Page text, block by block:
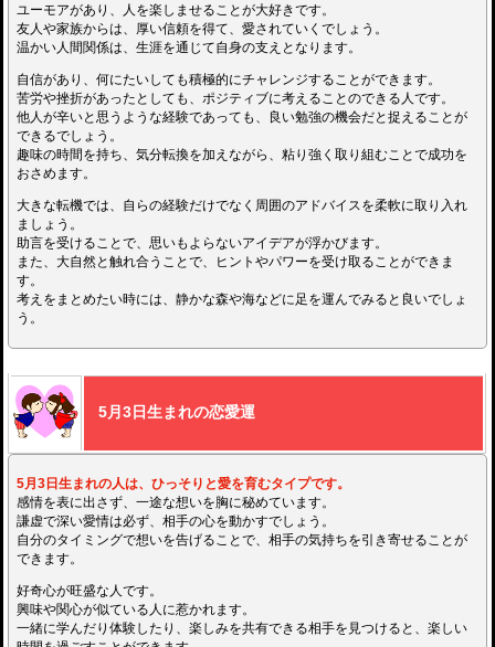
ユーモアがあり、人を楽しませることが大好きです。
友人や家族からは、厚い信頼を得て、愛されていくでしょう。
温かい人間関係は、生涯を通じて自身の支えとなります。
自信があり、何にたいしても積極的にチャレンジすることができます。
苦労や挫折があったとしても、ポジティブに考えることのできる人です。
他人が辛いと思うような経験であっても、良い勉強の機会だと捉えることが
できるでしょう。
趣味の時間を持ち、気分転換を加えながら、粘り強く取り組むことで成功を
おさめます。
大きな転機では、自らの経験だけでなく周囲のアドバイスを柔軟に取り入れ
ましょう。
助言を受けることで、思いもよらないアイデアが浮かびます。
また、大自然と触れ合うことで、ヒントやパワーを受け取ることができま
す。
考えをまとめたい時には、静かな森や海などに足を運んでみると良いでしょ
う。
5月3日生まれの恋愛運
5月3日生まれの人は、ひっそりと愛を育むタイプです。
感情を表に出さず、一途な想いを胸に秘めています。
謙虚で深い愛情は必ず、相手の心を動かすでしょう。
自分のタイミングで想いを告げることで、相手の気持ちを引き寄せることが
できます。
好奇心が旺盛な人です。
興味や関心が似ている人に惹かれます。
一緒に学んだり体験したり、楽しみを共有できる相手を見つけると、楽しい